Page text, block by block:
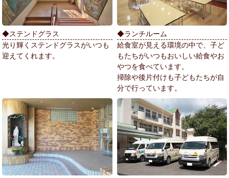
◆ステンドグラス
光り輝くステンドグラスがいつも
迎えてくれます。
◆ランチルーム
給食室が見える環境の中で、子ど
もたちがいつもおいしい給食やお
やつを食べています。
掃除や後片付けも子どもたちが自
分で行っています。